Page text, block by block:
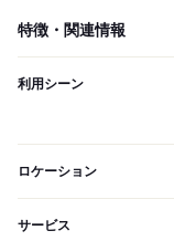
特徴・関連情報
利用シーン
ロケーション
サービス